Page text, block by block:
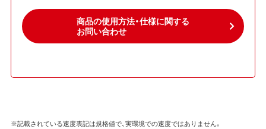
商品の使用方法・仕様に関する
お問い合わせ
※記載されている速度表記は規格値で、実環境での速度ではありません。